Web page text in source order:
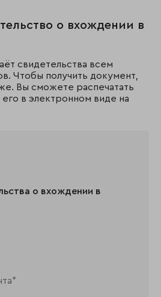
о вхождении в
свидетельства всем
Чтобы получить документ,
Вы сможете распечатать
его в электронном виде на
о вхождении в